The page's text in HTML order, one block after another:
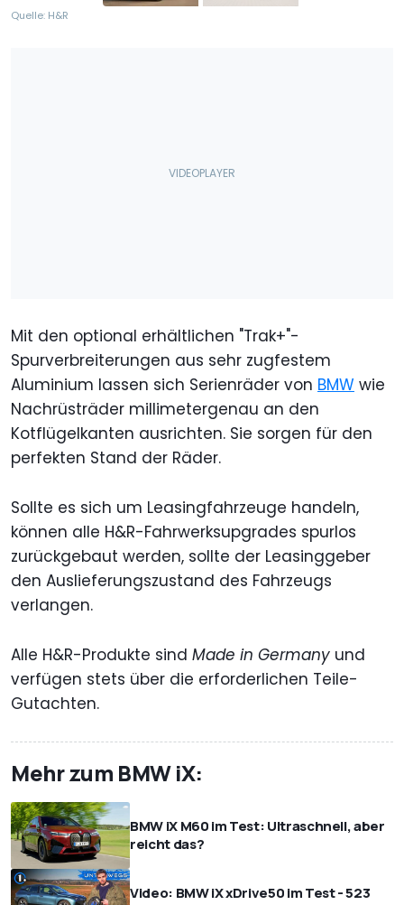
Quelle: H&R
Mit den optional erhältlichen "Trak+"-
Spurverbreiterungen aus sehr zugfestem
Aluminium lassen sich Serienräder von BMW wie
Nachrüsträder millimetergenau an den
Kotflügelkanten ausrichten. Sie sorgen für den
perfekten Stand der Räder.
Sollte es sich um Leasingfahrzeuge handeln,
können alle H&R-Fahrwerksupgrades spurlos
zurückgebaut werden, sollte der Leasinggeber
den Auslieferungszustand des Fahrzeugs
verlangen.
Alle H&R-Produkte sind Made in Germany und
verfügen stets über die erforderlichen Teile-
Gutachten.
Mehr zum BMW iX:
BMW iX M60 im Test: Ultraschnell, aber
reicht das?
Video: BMW iX xDrive50 im Test - 523